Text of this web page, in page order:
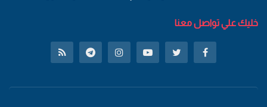
خليك علي تواصل معنا